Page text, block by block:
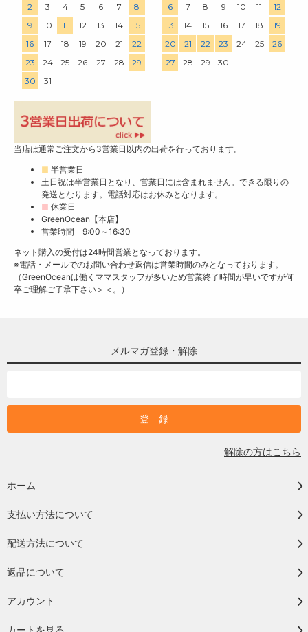
2
3 4 5 6 7
8
9
10 11 12 13 14
15
16
17 18 19 20 21
22
23
24 25 26 27 28
29
30
31
6
7 8 9 10 11
12
13
14 15 16 17 18
19
20
21 22 23 24 25
26
27
28 29 30
当店は通常ご注文から3営業日以内の出荷を行っております。
■ 半営業日
土日祝は半営業日となり、営業日には含まれません。できる限りの
発送となります。電話対応はお休みとなります。
■ 休業日
GreenOcean【本店】
営業時間 9:00～16:30
ネット購入の受付は24時間営業となっております。
※電話・メールでのお問い合わせ返信は営業時間のみとなっております。
（GreenOceanは働くママスタッフが多いため営業終了時間が早いですが何
卒ご理解ご了承下さい＞＜。）
メルマガ登録・解除
解除の方はこちら
ホーム
支払い方法について
配送方法について
返品について
アカウント
カートを見る